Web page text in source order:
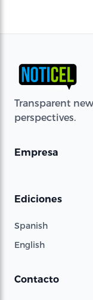
Transparent
perspectives.
Empresa
Ediciones
Spanish
English
Contacto